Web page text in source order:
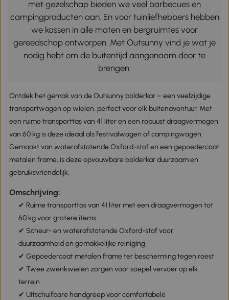
met gezelschap bieden we veel barbecues en
campingproducten aan. En voor tuinliefhebbers hebben
we kassen in alle maten en bergruimtes voor
gereedschap ontworpen. Met Outsunny vind je wat je
nodig hebt om de buitentijd aangenaam door te
brengen.
Ontdek het gemak van de Outsunny bolderkar – een veelzijdige
transportwagen op wielen, perfect voor elk buitenavontuur. Met
een ruime transporttas van 41 liter en een robuust draagvermogen
van 60 kg is deze ideaal als festivalwagen of campingwagen.
Gemaakt van waterafstotende Oxford-stof en een gepoedercoat
metalen frame, is deze opvouwbare bolderkar duurzaam en
gebruiksvriendelijk.
Omschrijving:
✔ Ruime transporttas van 41 liter met een draagvermogen tot
60 kg voor grotere items
✔ Scheur- en waterafstotende Oxford-stof voor
duurzaamheid en gemakkelijke reiniging
✔ Gepoedercoat metalen frame ter bescherming tegen roest
✔ Twee zwenkwielen zorgen voor soepel vervoer op elk
terrein
✔ Uitschuifbare handgreep voor comfortabele